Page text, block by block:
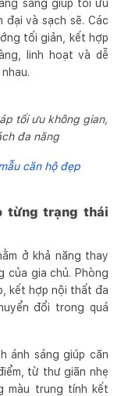
sáng giúp tối ưu
đại và sạch sẽ. Các
tối giản, kết hợp
linh hoạt và dễ
tối ưu không gian,
đa năng
căn hộ đẹp
từng trạng thái
ở khả năng thay
của gia chủ. Phòng
kết hợp nội thất đa
đổi trong quá
ánh sáng giúp căn
từ thư giãn nhẹ
màu trung tính kết